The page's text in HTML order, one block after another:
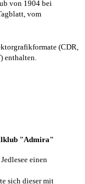
von 1904 bei
vom
(CDR,
enthalten.
"Admira"
einen
sich dieser mit